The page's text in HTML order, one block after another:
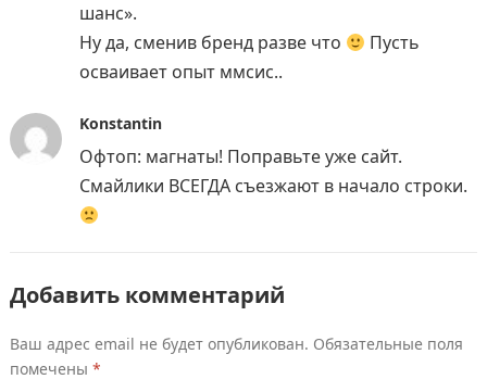
шанс».
Ну да, сменив бренд разве что
Пусть
осваивает опыт ммсис..
Konstantin
Офтоп: магнаты! Поправьте уже сайт.
Смайлики ВСЕГДА съезжают в начало строки.
Добавить комментарий
Ваш адрес email не будет опубликован. Обязательные поля
помечены *